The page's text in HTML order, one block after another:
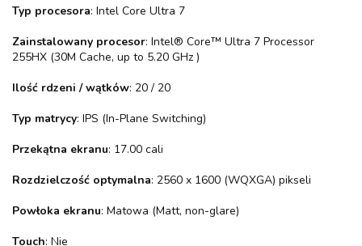
Typ procesora: Intel Core Ultra 7
Zainstalowany procesor: Intel® Core™ Ultra 7 Processor
255HX (30M Cache, up to 5.20 GHz )
Ilość rdzeni / wątków: 20 / 20
Typ matrycy: IPS (In-Plane Switching)
Przekątna ekranu: 17.00 cali
Rozdzielczość optymalna: 2560 x 1600 (WQXGA) pikseli
Powłoka ekranu: Matowa (Matt, non-glare)
Touch: Nie